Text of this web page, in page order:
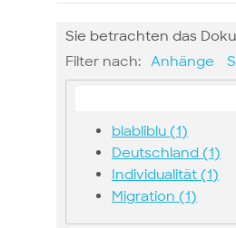
Sie betrachten das
Filter nach: Anhänge
blabliblu (1)
Deutschland (1)
Individualität (1)
Migration (1)